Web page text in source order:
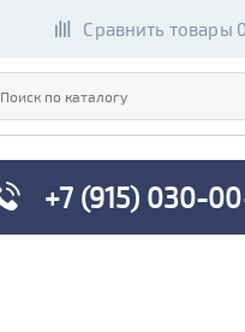
Сравнить товары 0
+7 (915) 030-